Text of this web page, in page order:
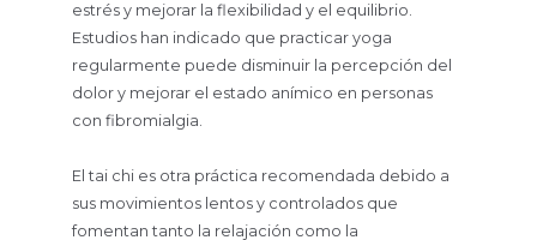
estrés y mejorar la flexibilidad y el equilibrio.
Estudios han indicado que practicar yoga
regularmente puede disminuir la percepción del
dolor y mejorar el estado anímico en personas
con fibromialgia.
El tai chi es otra práctica recomendada debido a
sus movimientos lentos y controlados que
fomentan tanto la relajación como la